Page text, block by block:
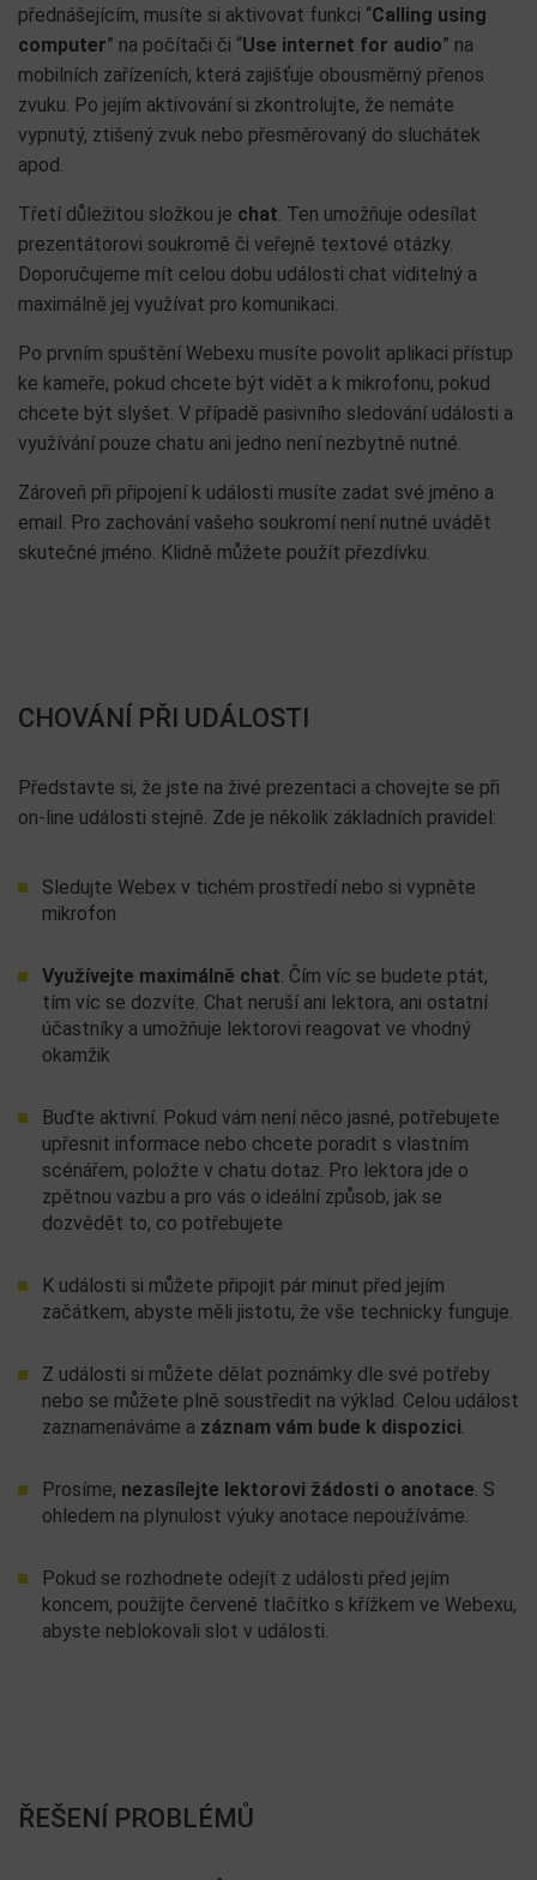
přednášejícím, musíte si aktivovat funkci “Calling using
computer” na počítači či “Use internet for audio” na
mobilních zařízeních, která zajišťuje obousměrný přenos
zvuku. Po jejím aktivování si zkontrolujte, že nemáte
vypnutý, ztišený zvuk nebo přesměrovaný do sluchátek
apod.
Třetí důležitou složkou je chat. Ten umožňuje odesílat
prezentátorovi soukromě či veřejně textové otázky.
Doporučujeme mít celou dobu události chat viditelný a
maximálně jej využívat pro komunikaci.
Po prvním spuštění Webexu musíte povolit aplikaci přístup
ke kameře, pokud chcete být vidět a k mikrofonu, pokud
chcete být slyšet. V případě pasivního sledování události a
využívání pouze chatu ani jedno není nezbytně nutné.
Zároveň při připojení k události musíte zadat své jméno a
email. Pro zachování vašeho soukromí není nutné uvádět
skutečné jméno. Klidně můžete použít přezdívku.
CHOVÁNÍ PŘI UDÁLOSTI
Představte si, že jste na živé prezentaci a chovejte se při
on-line události stejně. Zde je několik základních pravidel:
Sledujte Webex v tichém prostředí nebo si vypněte
mikrofon
Využívejte maximálně chat. Čím víc se budete ptát,
tím víc se dozvíte. Chat neruší ani lektora, ani ostatní
účastníky a umožňuje lektorovi reagovat ve vhodný
okamžik
Buďte aktivní. Pokud vám není něco jasné, potřebujete
upřesnit informace nebo chcete poradit s vlastním
scénářem, položte v chatu dotaz. Pro lektora jde o
zpětnou vazbu a pro vás o ideální způsob, jak se
dozvědět to, co potřebujete
K události si můžete připojit pár minut před jejím
začátkem, abyste měli jistotu, že vše technicky funguje.
Z události si můžete dělat poznámky dle své potřeby
nebo se můžete plně soustředit na výklad. Celou událost
zaznamenáváme a záznam vám bude k dispozici.
Prosíme, nezasílejte lektorovi žádosti o anotace. S
ohledem na plynulost výuky anotace nepoužíváme.
Pokud se rozhodnete odejít z události před jejím
koncem, použijte červené tlačítko s křížkem ve Webexu,
abyste neblokovali slot v události.
ŘEŠENÍ PROBLÉMŮ